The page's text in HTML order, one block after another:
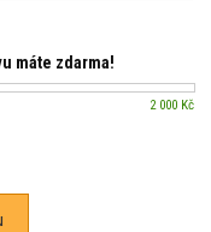
máte zdarma!
2 000 Kč